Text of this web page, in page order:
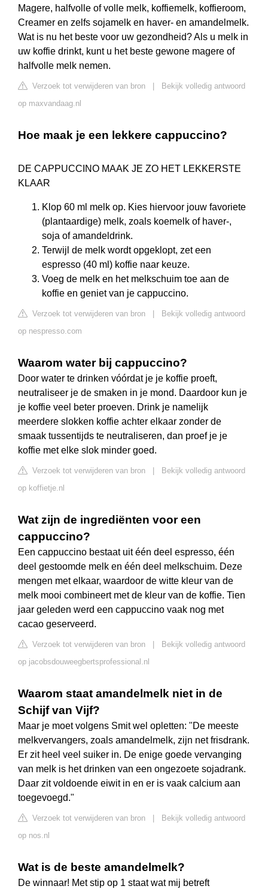
Magere, halfvolle of volle melk, koffiemelk, koffieroom,
Creamer en zelfs sojamelk en haver- en amandelmelk.
Wat is nu het beste voor uw gezondheid? Als u melk in
uw koffie drinkt, kunt u het beste gewone magere of
halfvolle melk nemen.
Verzoek tot verwijderen van bron
Bekijk volledig antwoord
op maxvandaag.nl
Hoe maak je een lekkere cappuccino?
DE CAPPUCCINO MAAK JE ZO HET LEKKERSTE
KLAAR
Klop 60 ml melk op. Kies hiervoor jouw favoriete
(plantaardige) melk, zoals koemelk of haver-,
soja of amandeldrink.
Terwijl de melk wordt opgeklopt, zet een
espresso (40 ml) koffie naar keuze.
Voeg de melk en het melkschuim toe aan de
koffie en geniet van je cappuccino.
Verzoek tot verwijderen van bron
Bekijk volledig antwoord
op nespresso.com
Waarom water bij cappuccino?
Door water te drinken vóórdat je je koffie proeft,
neutraliseer je de smaken in je mond. Daardoor kun je
je koffie veel beter proeven. Drink je namelijk
meerdere slokken koffie achter elkaar zonder de
smaak tussentijds te neutraliseren, dan proef je je
koffie met elke slok minder goed.
Verzoek tot verwijderen van bron
Bekijk volledig antwoord
op koffietje.nl
Wat zijn de ingrediënten voor een
cappuccino?
Een cappuccino bestaat uit één deel espresso, één
deel gestoomde melk en één deel melkschuim. Deze
mengen met elkaar, waardoor de witte kleur van de
melk mooi combineert met de kleur van de koffie. Tien
jaar geleden werd een cappuccino vaak nog met
cacao geserveerd.
Verzoek tot verwijderen van bron
Bekijk volledig antwoord
op jacobsdouweegbertsprofessional.nl
Waarom staat amandelmelk niet in de
Schijf van Vijf?
Maar je moet volgens Smit wel opletten: "De meeste
melkvervangers, zoals amandelmelk, zijn net frisdrank.
Er zit heel veel suiker in. De enige goede vervanging
van melk is het drinken van een ongezoete sojadrank.
Daar zit voldoende eiwit in en er is vaak calcium aan
toegevoegd."
Verzoek tot verwijderen van bron
Bekijk volledig antwoord
op nos.nl
Wat is de beste amandelmelk?
De winnaar! Met stip op 1 staat wat mij betreft